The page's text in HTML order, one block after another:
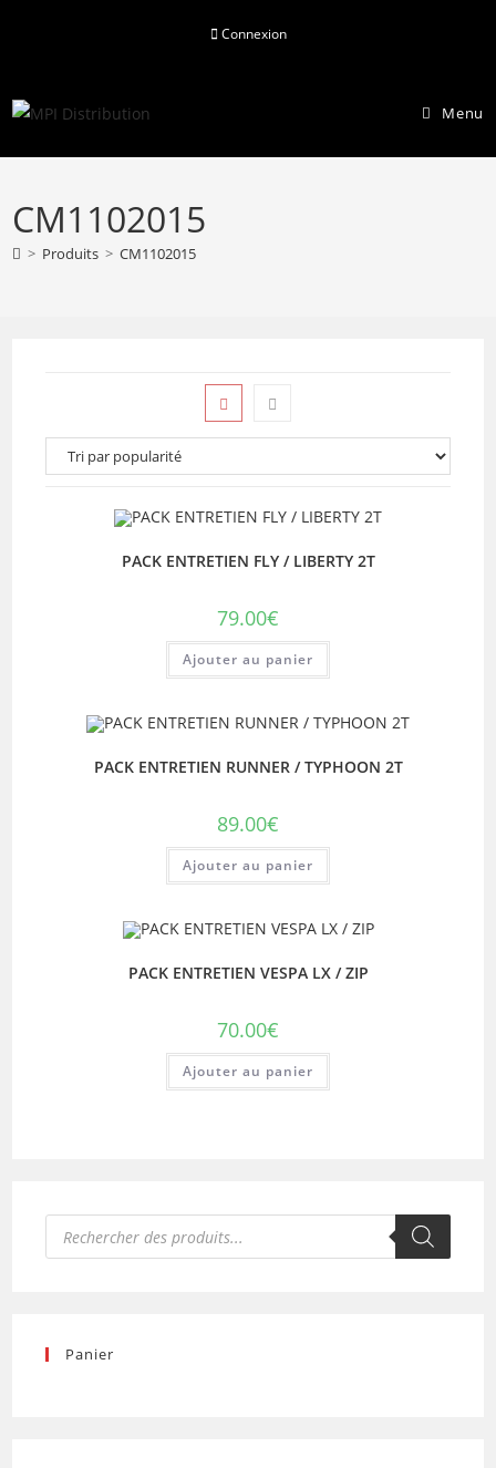
Connexion
Menu
CM1102015
> Produits > CM1102015
PACK ENTRETIEN FLY / LIBERTY 2T
79.00€
Ajouter au panier
PACK ENTRETIEN RUNNER / TYPHOON 2T
89.00€
Ajouter au panier
PACK ENTRETIEN VESPA LX / ZIP
70.00€
Ajouter au panier
Recherche
produits
Panier